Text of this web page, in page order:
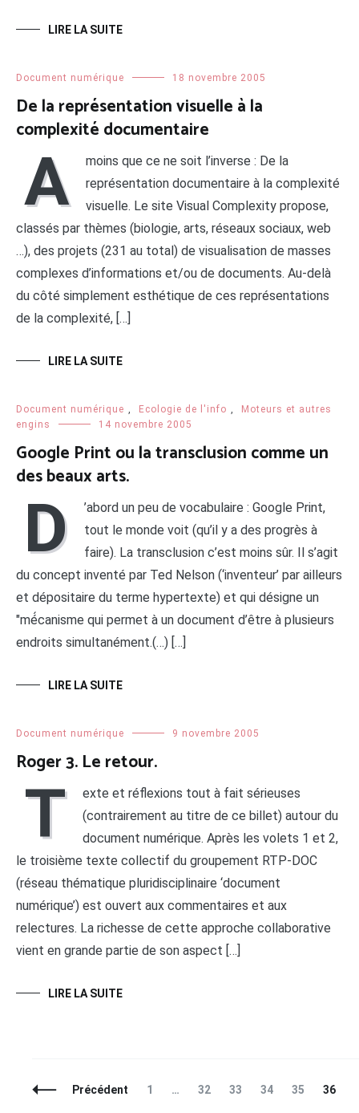
LIRE LA SUITE
Document numérique 18 novembre 2005
De la représentation visuelle à la
complexité documentaire
A
moins que ce ne soit l’inverse : De la
représentation documentaire à la complexité
visuelle. Le site Visual Complexity propose,
classés par thèmes (biologie, arts, réseaux sociaux, web
…), des projets (231 au total) de visualisation de masses
complexes d’informations et/ou de documents. Au-delà
du côté simplement esthétique de ces représentations
de la complexité, […]
LIRE LA SUITE
Document numérique Ecologie de l'info
Moteurs et autres
engins
14 novembre 2005
Google Print ou la transclusion comme un
des beaux arts.
D
’abord un peu de vocabulaire : Google Print,
tout le monde voit (qu’il y a des progrès à
faire). La transclusion c’est moins sûr. Il s’agit
du concept inventé par Ted Nelson (‘inventeur’ par ailleurs
et dépositaire du terme hypertexte) et qui désigne un
"mé́canisme qui permet à un document d’être à plusieurs
endroits simultanément.(…) […]
LIRE LA SUITE
Document numérique 9 novembre 2005
Roger 3. Le retour.
T
exte et réflexions tout à fait sérieuses
(contrairement au titre de ce billet) autour du
document numérique. Après les volets 1 et 2,
le troisième texte collectif du groupement RTP-DOC
(réseau thématique pluridisciplinaire ‘document
numérique’) est ouvert aux commentaires et aux
relectures. La richesse de cette approche collaborative
vient en grande partie de son aspect […]
LIRE LA SUITE
NavigationPrécédent Page
1 … Page
32 Page
33 Page
34 Page
35 Page
36